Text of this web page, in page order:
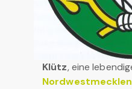
Klütz, eine